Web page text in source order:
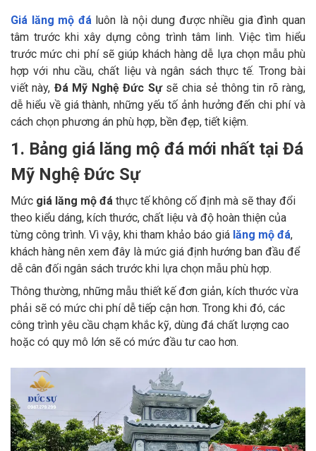
Giá lăng mộ đáluôn là nội dung được nhiều gia đình quan
tâm trước khi xây dựng công trình tâm linh. Việc tìm hiểu
trước mức chi phí sẽ giúp khách hàng dễ lựa chọn mẫu phù
hợp với nhu cầu, chất liệu và ngân sách thực tế. Trong bài
viết này, Đá Mỹ Nghệ Đức Sựsẽ chia sẻ thông tin rõ ràng,
dễ hiểu về giá thành, những yếu tố ảnh hưởng đến chi phí và
cách chọn phương án phù hợp, bền đẹp, tiết kiệm.
1. Bảng giá lăng mộ đá mới nhất tại Đá
Mỹ Nghệ Đức Sự
Mức giá lăng mộ đá thực tế không cố định mà sẽ thay đổi
theo kiểu dáng, kích thước, chất liệu và độ hoàn thiện của
từng công trình. Vì vậy, khi tham khảo báo giá lăng mộ đá,
khách hàng nên xem đây là mức giá định hướng ban đầu để
dễ cân đối ngân sách trước khi lựa chọn mẫu phù hợp.
Thông thường, những mẫu thiết kế đơn giản, kích thước vừa
phải sẽ có mức chi phí dễ tiếp cận hơn. Trong khi đó, các
công trình yêu cầu chạm khắc kỹ, dùng đá chất lượng cao
hoặc có quy mô lớn sẽ có mức đầu tư cao hơn.